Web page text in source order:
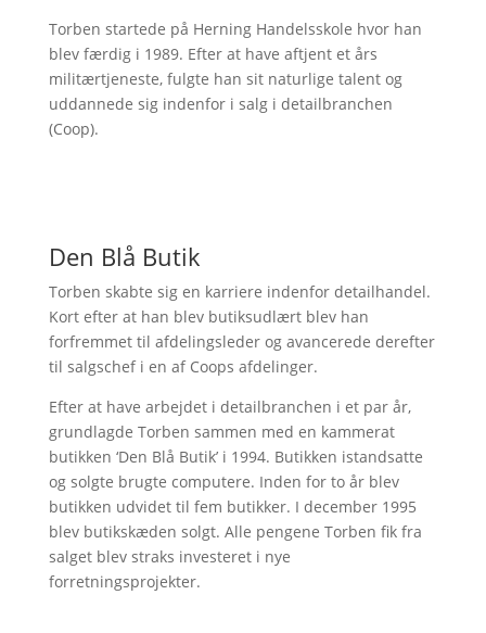
Torben startede på Herning Handelsskole hvor han
blev færdig i 1989. Efter at have aftjent et års
militærtjeneste, fulgte han sit naturlige talent og
uddannede sig indenfor i salg i detailbranchen
(Coop).
Den Blå Butik
Torben skabte sig en karriere indenfor detailhandel.
Kort efter at han blev butiksudlært blev han
forfremmet til afdelingsleder og avancerede derefter
til salgschef i en af Coops afdelinger.
Efter at have arbejdet i detailbranchen i et par år,
grundlagde Torben sammen med en kammerat
butikken ‘Den Blå Butik’ i 1994. Butikken istandsatte
og solgte brugte computere. Inden for to år blev
butikken udvidet til fem butikker. I december 1995
blev butikskæden solgt. Alle pengene Torben fik fra
salget blev straks investeret i nye
forretningsprojekter.